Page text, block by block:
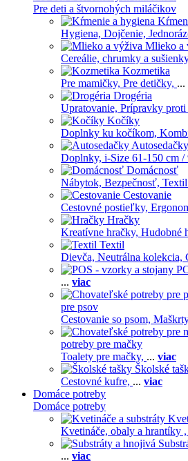
Pre deti a štvornohých miláčikov
Hygiena, Dojčenie,
Mlieko a
Cereálie, chrumky a
Kozmetika
Pre mamičky, Pre detičky, ...
Drogéria
Upratovanie, Prípravky proti
Kočíky
Doplnky ku kočíkom,
Autosedačky
Doplnky, i-Size 61-150 cm /
Domácnosť
Nábytok, Bezpečnosť,
Cestovanie
Cestovné postieľky,
Hračky
Kreatívne hračky, Hudobné
Textil
Dievča, Neutrálna kolekcia,
... viac
pre psov
Cestovanie so psom,
potreby pre mačky
Toalety pre mačky, ... viac
Školské
Cestovné kufre, ... viac
Domáce potreby
Domáce potreby
Kvetináče, obaly a hrantíky ,
... viac